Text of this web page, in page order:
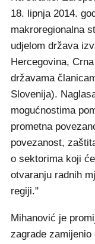
18. lipnja 2014.
makroregionalna
udjelom država
Hercegovina,
državama
Slovenija).
mogućnostima
prometna
povezanost,
o sektorima koji
otvaranju radnih
regiji."
Mihanović je
zagrade